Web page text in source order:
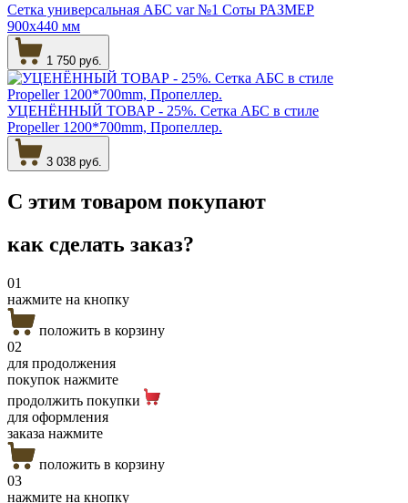
Сетка универсальная АБС var №1 Соты РАЗМЕР
900х440 мм
1 750 руб.
УЦЕНЁННЫЙ ТОВАР - 25%. Сетка АБС в стиле
Propeller 1200*700mm, Пропеллер.
3 038 руб.
С этим товаром покупают
как сделать заказ?
01
нажмите на кнопку
положить в корзину
02
для продолжения
покупок нажмите
продолжить покупки
для оформления
заказа нажмите
положить в корзину
03
нажмите на кнопку